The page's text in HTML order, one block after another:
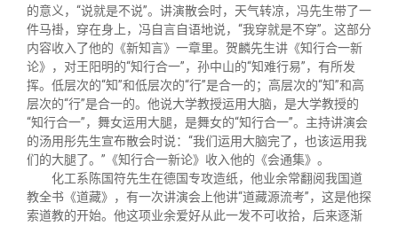
的意义，“说就是不说”。讲演散会时，天气转凉，冯先生带了一
件马褂，穿在身上，冯自言自语地说，“我穿就是不穿”。这部分
内容收入了他的《新知言》一章里。贺麟先生讲《知行合一新
论》，对王阳明的“知行合一”，孙中山的“知难行易”，有所发
挥。低层次的“知”和低层次的“行”是合一的；高层次的“知”和高
层次的“行”是合一的。他说大学教授运用大脑，是大学教授的
“知行合一”，舞女运用大腿，是舞女的“知行合一”。主持讲演会
的汤用彤先生宣布散会时说：“我们运用大脑完了，也该运用我
们的大腿了。”《知行合一新论》收入他的《会通集》。
化工系陈国符先生在德国专攻造纸，他业余常翻阅我国道
教全书《道藏》，有一次讲演会上他讲“道藏源流考”，这是他探
索道教的开始。他这项业余爱好从此一发不可收拾，后来逐渐